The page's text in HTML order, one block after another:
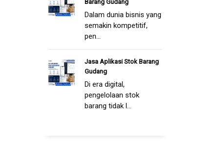
Barang Gudang
Dalam dunia bisnis yang
semakin kompetitif,
pen...
Jasa Aplikasi Stok Barang
Gudang
Di era digital,
pengelolaan stok
barang tidak l...